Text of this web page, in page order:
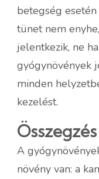
betegség esetén
tünet nem
jelentkezik, ne
gyógynövények
minden
kezelést.
Összegzés
A
növény van: a